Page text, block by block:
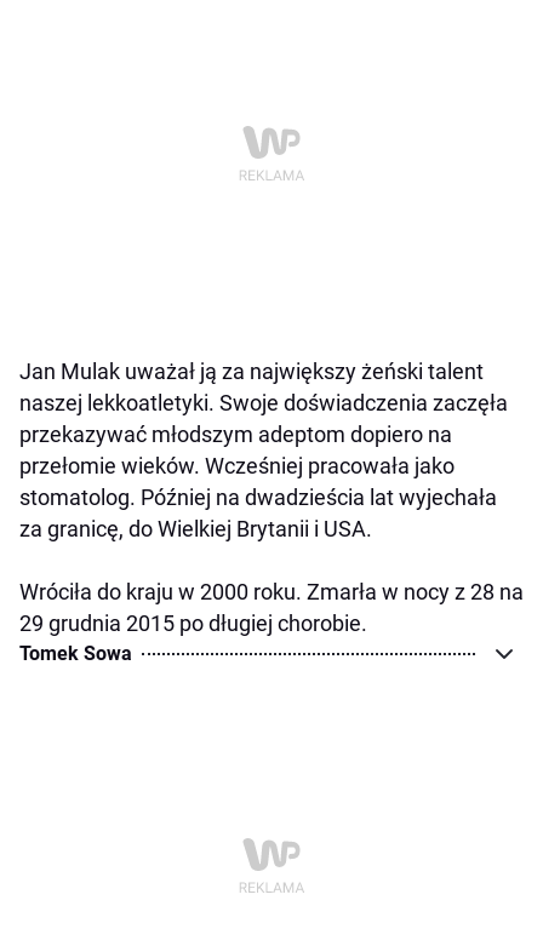
Jan Mulak uważał ją za największy żeński talent
naszej lekkoatletyki. Swoje doświadczenia zaczęła
przekazywać młodszym adeptom dopiero na
przełomie wieków. Wcześniej pracowała jako
stomatolog. Później na dwadzieścia lat wyjechała
za granicę, do Wielkiej Brytanii i USA.
Wróciła do kraju w 2000 roku. Zmarła w nocy z 28 na
29 grudnia 2015 po długiej chorobie.
Tomek Sowa